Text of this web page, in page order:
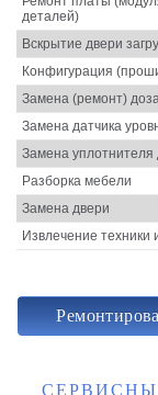
деталей)
Вскрытие двери
Конфигурация
Замена (ремонт)
Замена датчика
Замена уплотнителя
Разборка мебели
Замена двери
Извлечение техники